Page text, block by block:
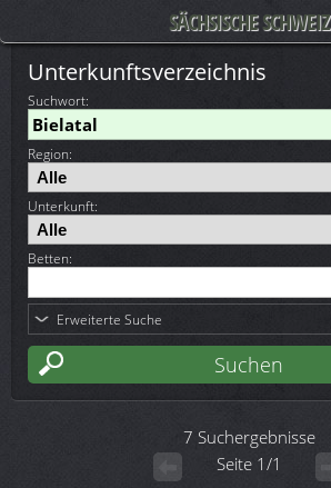
SÄCHSISCHE SCHWEIZ
Unterkunftsverzeichnis
Suchwort:
Region:
Unterkunft:
Betten:
Erweiterte Suche
7 Suchergebnisse
Seite 1/1